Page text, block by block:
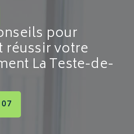
pour
réussir votre
La Teste-de-